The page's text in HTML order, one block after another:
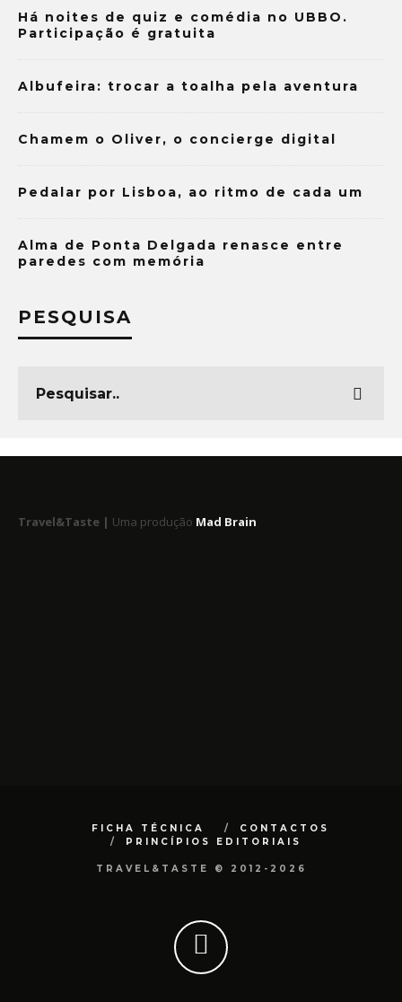
Há noites de quiz e comédia no UBBO.
Participação é gratuita
Albufeira: trocar a toalha pela aventura
Chamem o Oliver, o concierge digital
Pedalar por Lisboa, ao ritmo de cada um
Alma de Ponta Delgada renasce entre
paredes com memória
PESQUISA
Travel&Taste | Uma produção Mad Brain
FICHA TÉCNICA
CONTACTOS
PRINCÍPIOS EDITORIAIS
TRAVEL&TASTE © 2012-2026